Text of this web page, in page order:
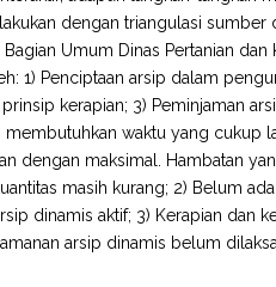
dengan triangulasi
Umum Dinas Pertanian
1) Penciptaan arsip dalam
kerapian; 3) Peminjaman
waktu yang cukup
dengan maksimal. Hambatan
masih kurang; 2) Belum
dinamis aktif; 3) Kerapian dan
arsip dinamis belum